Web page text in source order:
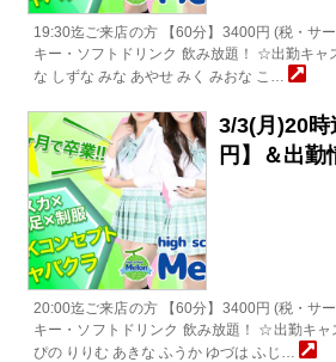
19:30迄ご来店の方 【60分】3400円 (税・サ
キー・ソフトドリンク 飲み放題！ ☆出勤キ
な しずな みな あやせ みく みおな こ…
3/3(月)20
円】＆出勤
20:00迄ご来店の方 【60分】3400円 (税・サ
キー・ソフトドリンク 飲み放題！ ☆出勤キ
ぴの りりむ あきな ふうか ゆづは ふじ…